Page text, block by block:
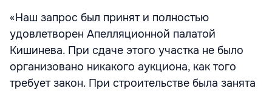
«Наш запрос был принят и полностью
удовлетворен Апелляционной палатой
Кишинева. При сдаче этого участка не было
организовано никакого аукциона, как того
требует закон. При строительстве была занята